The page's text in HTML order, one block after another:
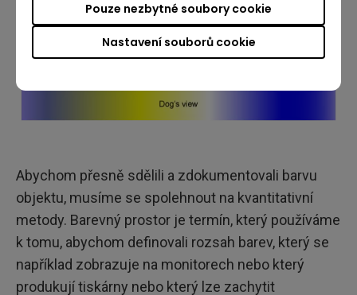
Nastavení souborů cookie
Pouze nezbytné soubory cookie
Abychom přesně sdělili a zdokumentovali barvu
objektu, musíme se spolehnout na kvantitativní
metody. Barevný prostor je termín, který používáme
k tomu, abychom definovali rozsah barev, který se
například zobrazuje na monitorech nebo který
produkují tiskárny nebo který lze zachytit